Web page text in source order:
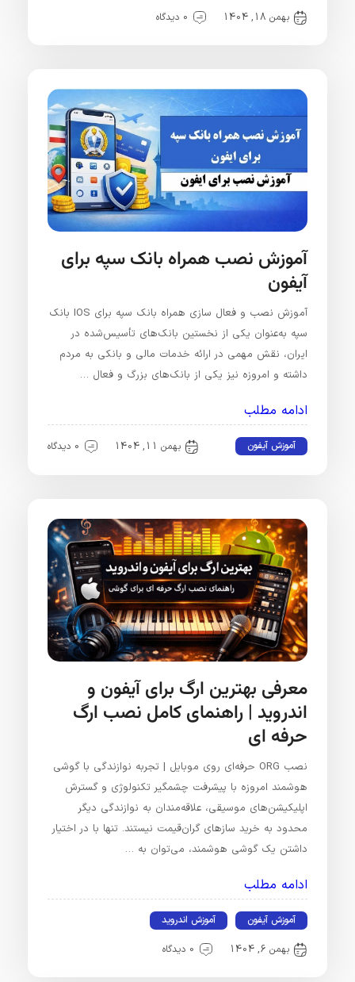
بهمن 18, 1404 0 دیدگاه
آموزش نصب همراه بانک سپه برای
آیفون
آموزش نصب و فعال سازی همراه بانک سپه برای IOS بانک
سپه به‌عنوان یکی از نخستین بانک‌های تأسیس‌شده در
ایران، نقش مهمی در ارائه خدمات مالی و بانکی به مردم
داشته و امروزه نیز یکی از بانک‌های بزرگ و فعال …
ادامه مطلب
آموزش آیفون بهمن 11, 1404 0 دیدگاه
معرفی بهترین ارگ برای آیفون و
اندروید | راهنمای کامل نصب ارگ
حرفه ای
نصب ORG حرفه‌ای روی موبایل | تجربه نوازندگی با گوشی
هوشمند امروزه با پیشرفت چشمگیر تکنولوژی و گسترش
اپلیکیشن‌های موسیقی، علاقه‌مندان به نوازندگی دیگر
محدود به خرید سازهای گران‌قیمت نیستند. تنها با در اختیار
داشتن یک گوشی هوشمند، می‌توان به …
ادامه مطلب
آموزش آیفون آموزش اندروید
بهمن 6, 1404 0 دیدگاه